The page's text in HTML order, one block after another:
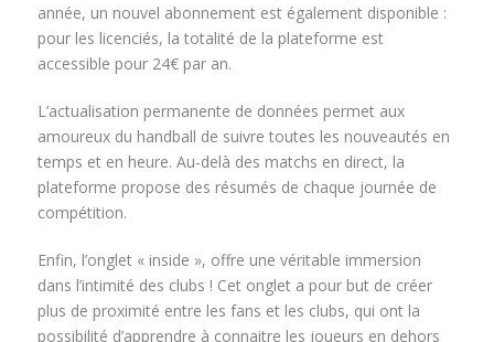
année, un nouvel abonnement est également disponible :
pour les licenciés, la totalité de la plateforme est
accessible pour 24€ par an.
L’actualisation permanente de données permet aux
amoureux du handball de suivre toutes les nouveautés en
temps et en heure. Au-delà des matchs en direct, la
plateforme propose des résumés de chaque journée de
compétition.
Enfin, l’onglet « inside », offre une véritable immersion
dans l’intimité des clubs ! Cet onglet a pour but de créer
plus de proximité entre les fans et les clubs, qui ont la
possibilité d’apprendre à connaitre les joueurs en dehors